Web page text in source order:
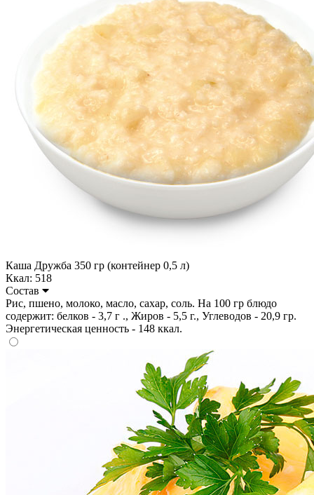
Каша Дружба 350 гр (контейнер 0,5 л)
Ккал: 518
Состав
Рис, пшено, молоко, масло, сахар, соль. На 100 гр блюдо
содержит: белков - 3,7 г ., Жиров - 5,5 г., Углеводов - 20,9 гр.
Энергетическая ценность - 148 ккал.